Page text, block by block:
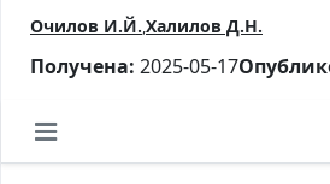
Очилов И.Й. Халилов Д.Н.
Получена: 2025-05-17